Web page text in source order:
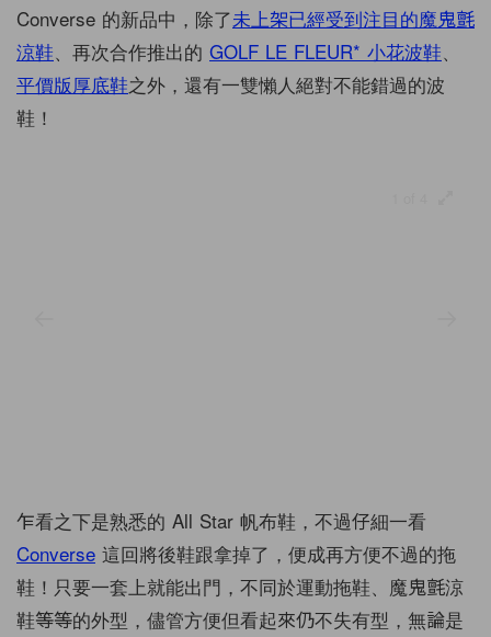
Converse 的新品中，除了未上架已經受到注目的魔鬼氈
涼鞋 、再次合作推出的 GOLF LE FLEUR* 小花波鞋
平價版厚底鞋之外，還有一雙懶人絕對不能錯過的波
鞋！
乍看之下是熟悉的 All Star 帆布鞋，不過仔細一看
Converse 這回將後鞋跟拿掉了，便成再方便不過的拖
鞋！只要一套上就能出門，不同於運動拖鞋、魔鬼氈涼
鞋等等的外型，儘管方便但看起來仍不失有型，無論是